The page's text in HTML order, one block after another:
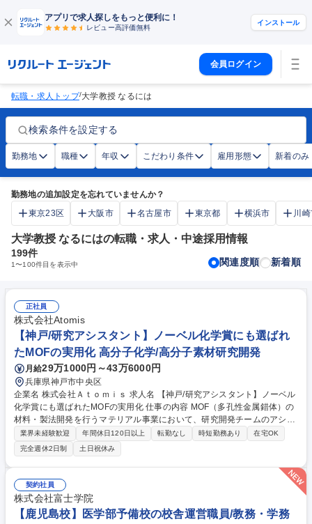
アプリで求人探しをもっと便利に！
レビュー高評価無料
インストール
会員ログイン
転職・求人トップ/大学教授 なるには
検索条件を設定する
勤務地 職種 年収 こだわり条件 雇用形態 新着のみ
勤務地の追加設定を忘れていませんか？
東京23区
大阪市 名古屋市 東京都 横浜市 川
大学教授 なるにはの転職・求人・中途採用情報
199件
1〜100件目を表示中 関連度順 新着順
正社員
株式会社Atomis
【神戸/研究アシスタント】ノーベル化学賞にも選ばれ
たMOFの実用化 高分子化学/高分子素材研究開発
月給29万1000円～43万6000円
兵庫県神戸市中央区
企業名 株式会社Ａｔｏｍｉｓ 求人名 【神戸/研究アシスタント】ノーベル
化学賞にも選ばれたMOFの実用化 仕事の内容 MOF（多孔性金属錯体）の
材料・製法開発を行うマテリアル事業において、研究開発チームのアシス
タントとして、実験準備から合成、分析、データ整理まで幅広くサポート
していただきます。 化合物の秤量・混合、合成・製造補助、器具や装置の
洗浄、各種分析機器を用いた測定・評価、実験データの整理・記録、消耗
品や試薬の管理 等 ※ご本人の希望や適性に応じて、研究開発業務の担当
範囲を広げ、将来的には研究員やプロセスエンジニアとして活躍いただく
ことも可能です。 募集職種 【神戸/研究アシスタント】ノーベル化学賞に
も選ばれたMOFの実用化
業界未経験歓迎 年間休日120日以上 転勤なし 時短勤務あり
在宅OK
完全週休2日制
土日祝休み
契約社員
株式会社富士学院
【鹿児島校】医学部予備校の校舎運営職員/教務・学務